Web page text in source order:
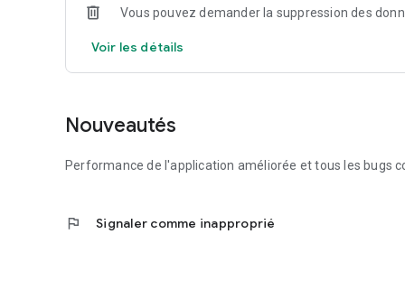
Service Clientèle Dédié
est disponible pour répondre à vos questions, prendre
Vous pouvez demander la suppression des
Voir les détails
Nouveautés
Performance de l'application améliorée et tous les bugs
flag Signaler comme inapproprié